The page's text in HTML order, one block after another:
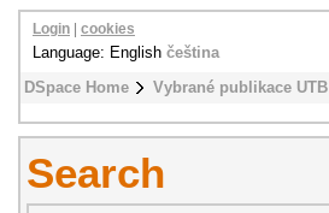
DSpace Home Vybrané publikace UTB
Login cookies
Language: English čeština
Search